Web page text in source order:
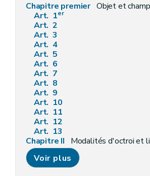
Chapitre premier Objet et
Art. 1er
Art. 2
Art. 3
Art. 4
Art. 5
Art. 6
Art. 7
Art. 8
Art. 9
Art. 10
Art. 11
Art. 12
Art. 13
Chapitre II
Modalités d'octroi et
Art. 14
Section première
Art. 15
Voir plus